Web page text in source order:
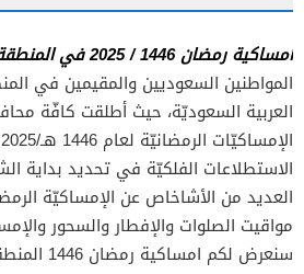
امساكية رمضان 1446 / 2025 في المنطقة الشرقية
المواطنين السعوديين والمقيمين في
العربية السعوديّة، حيث أطلقت كافّة
الاستطلاعات الفلكيّة في تحديد بداية
العديد من الأشاخاص عن الإمساكيّة
مواقيت الصلوات والإفطار والسحور
سنعرض لكم امساكية رمضان 1446 المنطقة الشرقية.